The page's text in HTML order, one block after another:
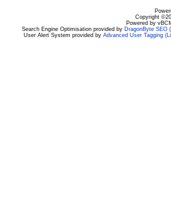
Copyright
Powered by
Search Engine Optimisation provided by DragonByte SEO
User Alert System provided by Advanced User Tagging